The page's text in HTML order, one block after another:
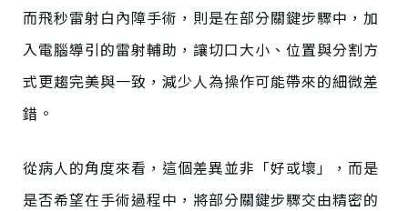
而飛秒雷射白內障手術，則是在部分關鍵步驟中，加
入電腦導引的雷射輔助，讓切口大小、位置與分割方
式更趨完美與一致，減少人為操作可能帶來的細微差
錯。
從病人的角度來看，這個差異並非「好或壞」，而是
是否希望在手術過程中，將部分關鍵步驟交由精密的